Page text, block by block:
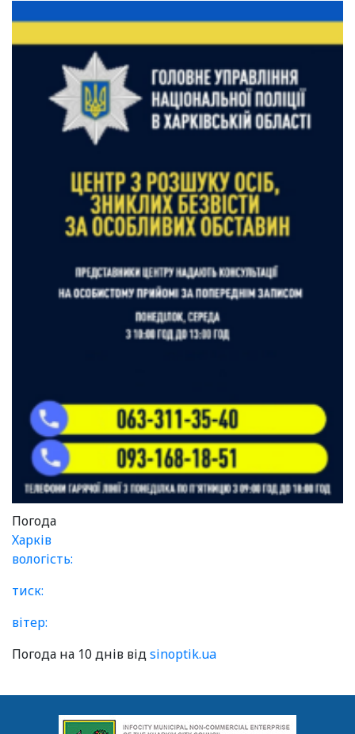
Погода
Харків
вологість:
тиск:
вітер:
Погода на 10 днів відsinoptik.ua